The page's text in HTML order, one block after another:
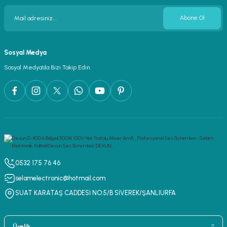
Abone Ol
Sosyal Medya
Sosyal Medya’da Bizi Takip Edin.
0532 175 76 46
selamelectronic@hotmail.com
SUAT KARATAŞ CADDESİ NO:5/B SİVEREK/ŞANLIURFA